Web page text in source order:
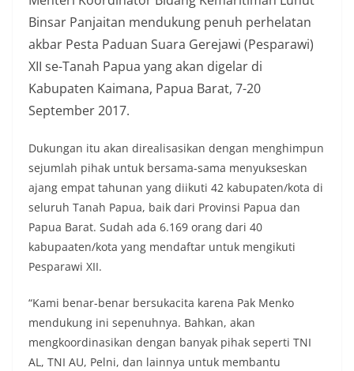
Binsar Panjaitan mendukung penuh perhelatan
akbar Pesta Paduan Suara Gerejawi (Pesparawi)
XII se-Tanah Papua yang akan digelar di
Kabupaten Kaimana, Papua Barat, 7-20
September 2017.
Dukungan itu akan direalisasikan dengan menghimpun
sejumlah pihak untuk bersama-sama menyukseskan
ajang empat tahunan yang diikuti 42 kabupaten/kota di
seluruh Tanah Papua, baik dari Provinsi Papua dan
Papua Barat. Sudah ada 6.169 orang dari 40
kabupaaten/kota yang mendaftar untuk mengikuti
Pesparawi XII.
“Kami benar-benar bersukacita karena Pak Menko
mendukung ini sepenuhnya. Bahkan, akan
mengkoordinasikan dengan banyak pihak seperti TNI
AL, TNI AU, Pelni, dan lainnya untuk membantu